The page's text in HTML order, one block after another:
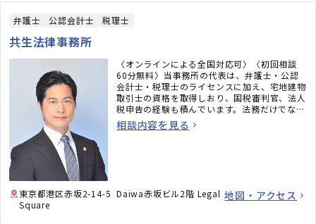
弁護士 公認会計士 税理士
共生法律事務所
〈オンラインによる全国対応可〉〈初回相談
60分無料〉当事務所の代表は、弁護士・公認
会計士・税理士のライセンスに加え、宅地建物
取引士の資格を取得しおり、国税審判官、法人
税申告の経験も積んでいます。法務だけでな
く、税務のことまで考えた包括的なサポートを
ご提供いたします。不動産・相続でお困りの
相談内容を見る
東京都港区赤坂2-14-5 Daiwa赤坂ビル2階 Legal
Square
地図・アクセス